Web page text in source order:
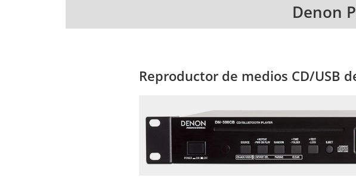
Denon
Reproductor de medios CD/USB